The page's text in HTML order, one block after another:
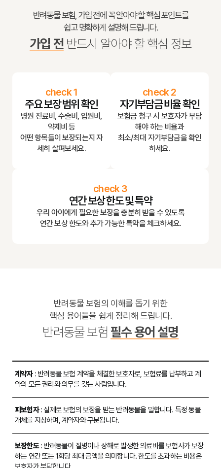
반려동물 보험, 가입 전에 꼭 알아야 할 핵심 포인트를
쉽고 명확하게 설명해 드립니다.
가입 전반드시 알아야 할 핵심 정보
check 1
주요 보장 범위 확인
병원 진료비, 수술비, 입원비,
약제비 등
어떤 항목들이 보장되는지 자
세히 살펴보세요.
check 2
자기부담금 비율 확인
보험금 청구 시 보호자가 부담
해야 하는 비율과
최소/최대 자기부담금을 확인
하세요.
check 3
연간 보상 한도 및 특약
우리 아이에게 필요한 보장을 충분히 받을 수 있도록
연간 보상 한도와 추가 가능한 특약을 체크하세요.
반려동물 보험의 이해를 돕기 위한
핵심 용어들을 쉽게 정리해 드립니다.
반려동물 보험 필수 용어 설명
계약자: 반려동물 보험 계약을 체결한 보호자로, 보험료를 납부하고 계
약의 모든 권리와 의무를 갖는 사람입니다.
피보험자: 실제로 보험의 보장을 받는 반려동물을 말합니다. 특정 동물
개체를 지칭하며, 계약자와 구분됩니다.
보장한도: 반려동물이 질병이나 상해로 발생한 의료비를 보험사가 보장
하는 연간 또는 1회당 최대 금액을 의미합니다. 한도를 초과하는 비용은